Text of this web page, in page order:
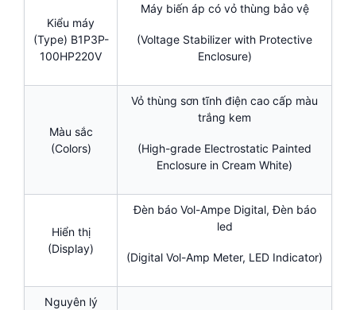
Kiểu máy
(Type) B1P3P-
100HP220V
Máy biến áp có vỏ thùng bảo vệ
(Voltage Stabilizer with Protective
Enclosure)
Màu sắc
(Colors)
Vỏ thùng sơn tĩnh điện cao cấp màu
trắng kem
(High-grade Electrostatic Painted
Enclosure in Cream White)
Hiển thị
(Display)
Đèn báo Vol-Ampe Digital, Đèn báo
led
(Digital Vol-Amp Meter, LED Indicator)
Nguyên lý